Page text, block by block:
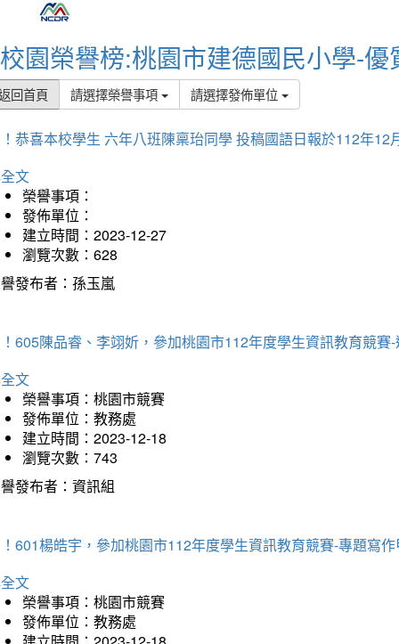
校園榮譽榜:桃園市建德國民小學-優
回首頁 請選擇榮譽事項 請選擇發佈單位
恭喜本校學生 六年八班陳稟珆同學 投稿國語日報於112年12
文
榮譽事項：
發佈單位：
建立時間：2023-12-27
瀏覽次數：628
發布者：孫玉嵐
605陳品睿、李翊妡，參加桃園市112年度學生資訊教育競賽
文
榮譽事項：桃園市競賽
發佈單位：教務處
建立時間：2023-12-18
瀏覽次數：743
發布者：資訊組
601楊皓宇，參加桃園市112年度學生資訊教育競賽-專題寫
文
榮譽事項：桃園市競賽
發佈單位：教務處